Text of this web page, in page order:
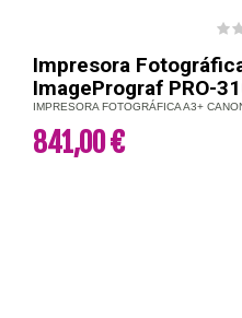
Impresora
ImagePrograf PRO-
IMPRESORA FOTOGRÁFICA A3+
841,00 €